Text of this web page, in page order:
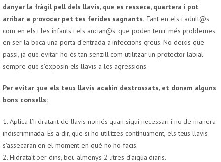
danyar la fràgil pell dels llavis, que es resseca, quartera i pot
arribar a provocar petites ferides sagnants. Tant en els i adult@s
com en els i les infants i els ancian@s, que poden tenir més problemes
en ser la boca una porta d’entrada a infeccions greus. No deixis que
passi, ja que evitar-ho és tan senzill com utilitzar un protector labial
sempre que s’exposin els llavis a les agressions.
Per evitar que els teus llavis acabin destrossats, et donem alguns
bons consells:
1. Aplica l’hidratant de llavis només quan sigui necessari i no de manera
indiscriminada. És a dir, que si ho utilitzes contínuament, els teus llavis
s’assecaran en el moment en què no ho facis.
2. Hidrata’t per dins, beu almenys 2 litres d’aigua diaris.